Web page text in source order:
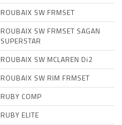
ROUBAIX SW FRMSET
ROUBAIX SW FRMSET SAGAN
SUPERSTAR
ROUBAIX SW MCLAREN Di2
ROUBAIX SW RIM FRMSET
RUBY COMP
RUBY ELITE